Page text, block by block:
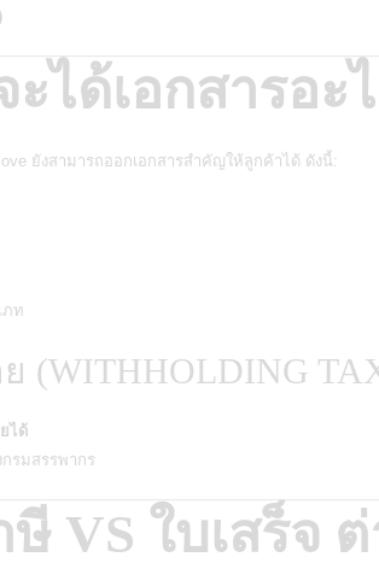
ได้เอกสารอะ
ยังสามารถออกเอกสารสำคัญให้ลูกค้าได้ ดังนี้:
ภท
(WITHHOLDING
ได้
รมสรรพากร
VS ใบเสร็จ